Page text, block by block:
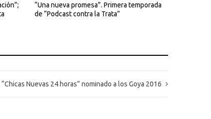
“Una nueva promesa”. Primera temporada
de “Podcast contra la Trata”
Nuevas 24 horas” nominado a los Goya 2016